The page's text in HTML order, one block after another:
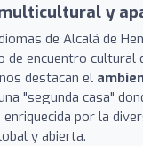
y
de Alcalá de
de encuentro
destacan el
"segunda casa"
por la
y abierta.